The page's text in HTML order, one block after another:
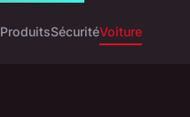
ProduitsSécuritéVoiture